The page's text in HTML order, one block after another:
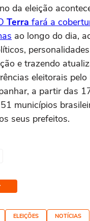
da eleição
Terra fará a
ao longo do dia,
e trazendo
eleitorais pelo
a partir das
municípios
seus prefeitos.
ELEIÇÕES NOTÍCIAS